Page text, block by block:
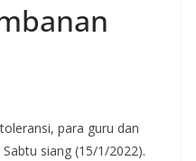
para guru dan
siang (15/1/2022).